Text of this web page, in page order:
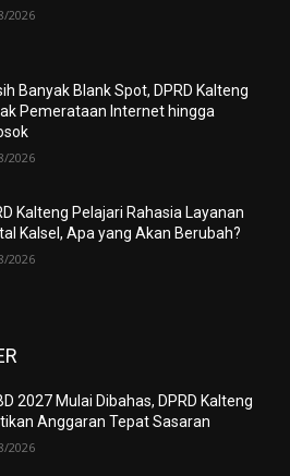
2026
Banyak Blank Spot, DPRD Kalteng
Pemerataan Internet hingga
2026
Kalteng Pelajari Rahasia Layanan
Kalsel, Apa yang Akan Berubah?
2026
2027 Mulai Dibahas, DPRD Kalteng
Anggaran Tepat Sasaran
2026